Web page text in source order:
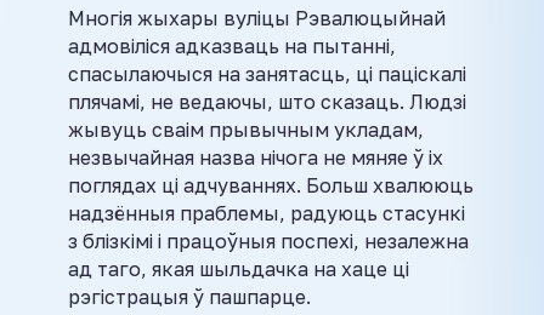
Многія жыхары вуліцы Рэвалюцыйнай
адмовіліся адказваць на пытанні,
спасылаючыся на занятасць, ці паціскалі
плячамі, не ведаючы, што сказаць. Людзі
жывуць сваім прывычным укладам,
незвычайная назва нічога не мяняе ў іх
поглядах ці адчуваннях. Больш хвалююць
надзённыя праблемы, радуюць стасункі
з блізкімі і працоўныя поспехі, незалежна
ад таго, якая шыльдачка на хаце ці
рэгістрацыя ў пашпарце.